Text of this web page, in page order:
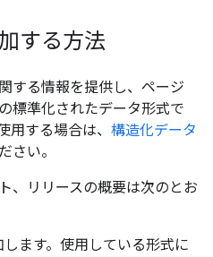
する方法
する情報を提供し、ページ
標準化されたデータ形式で
用する場合は、 構造化データ
さい。
、リリースの概要は次のとお
します。使用している形式に